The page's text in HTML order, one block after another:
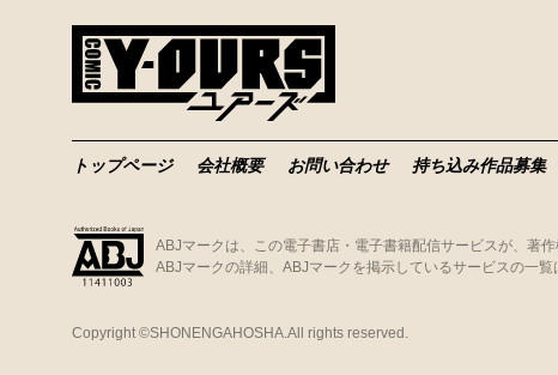
トップページ 会社概要 お問い合わせ 持ち込み作品募集
ABJマークは、この電子書店・電子書籍配信サービスが、著
ABJマークの詳細、ABJマークを掲示しているサービスの一覧
Copyright ©SHONENGAHOSHA.All rights reserved.